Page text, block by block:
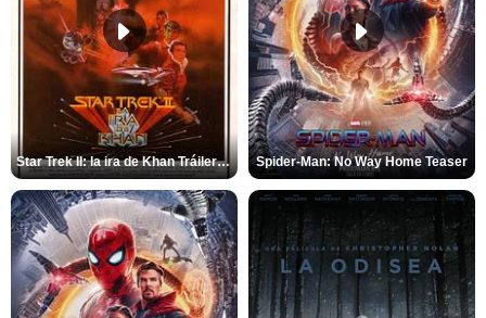
Star Trek II: la ira de Khan Tráiler VO Spider-Man: No Way Home Teaser